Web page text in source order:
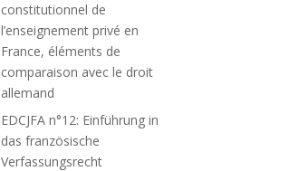
constitutionnel de
l’enseignement privé en
France, éléments de
comparaison avec le droit
allemand
EDCJFA n°12: Einführung in
das französische
Verfassungsrecht